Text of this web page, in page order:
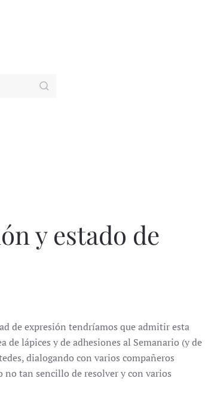
y estado de
de expresión tendríamos que admitir esta
lápices y de adhesiones al Semanario (y de
dialogando con varios compañeros
no tan sencillo de resolver y con varios